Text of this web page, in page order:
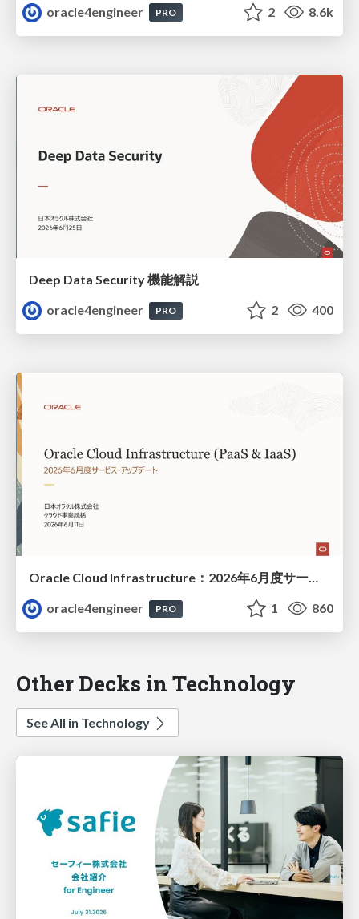
oracle4engineer PRO 2 8.6k
Deep Data Security 機能解説
oracle4engineer
PRO 2 400
Oracle Cloud Infrastructure：2026年6月度サービス・アップデート
oracle4engineer
PRO 1 860
Other Decks in Technology
See All in Technology